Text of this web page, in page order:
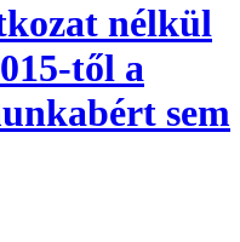
nélkül
től a
sem